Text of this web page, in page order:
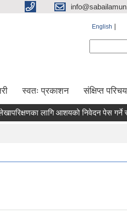
English
स्वतः प्रकाशन संक्षिप्त परिचय
लागि आशयको निवेदन पेस गर्ने